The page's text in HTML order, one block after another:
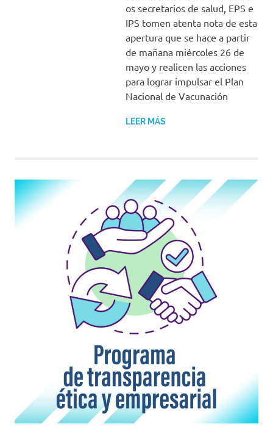
os secretarios de salud, EPS e
IPS tomen atenta nota de esta
apertura que se hace a partir
de mañana miércoles 26 de
mayo y realicen las acciones
para lograr impulsar el Plan
Nacional de Vacunación
LEER MÁS